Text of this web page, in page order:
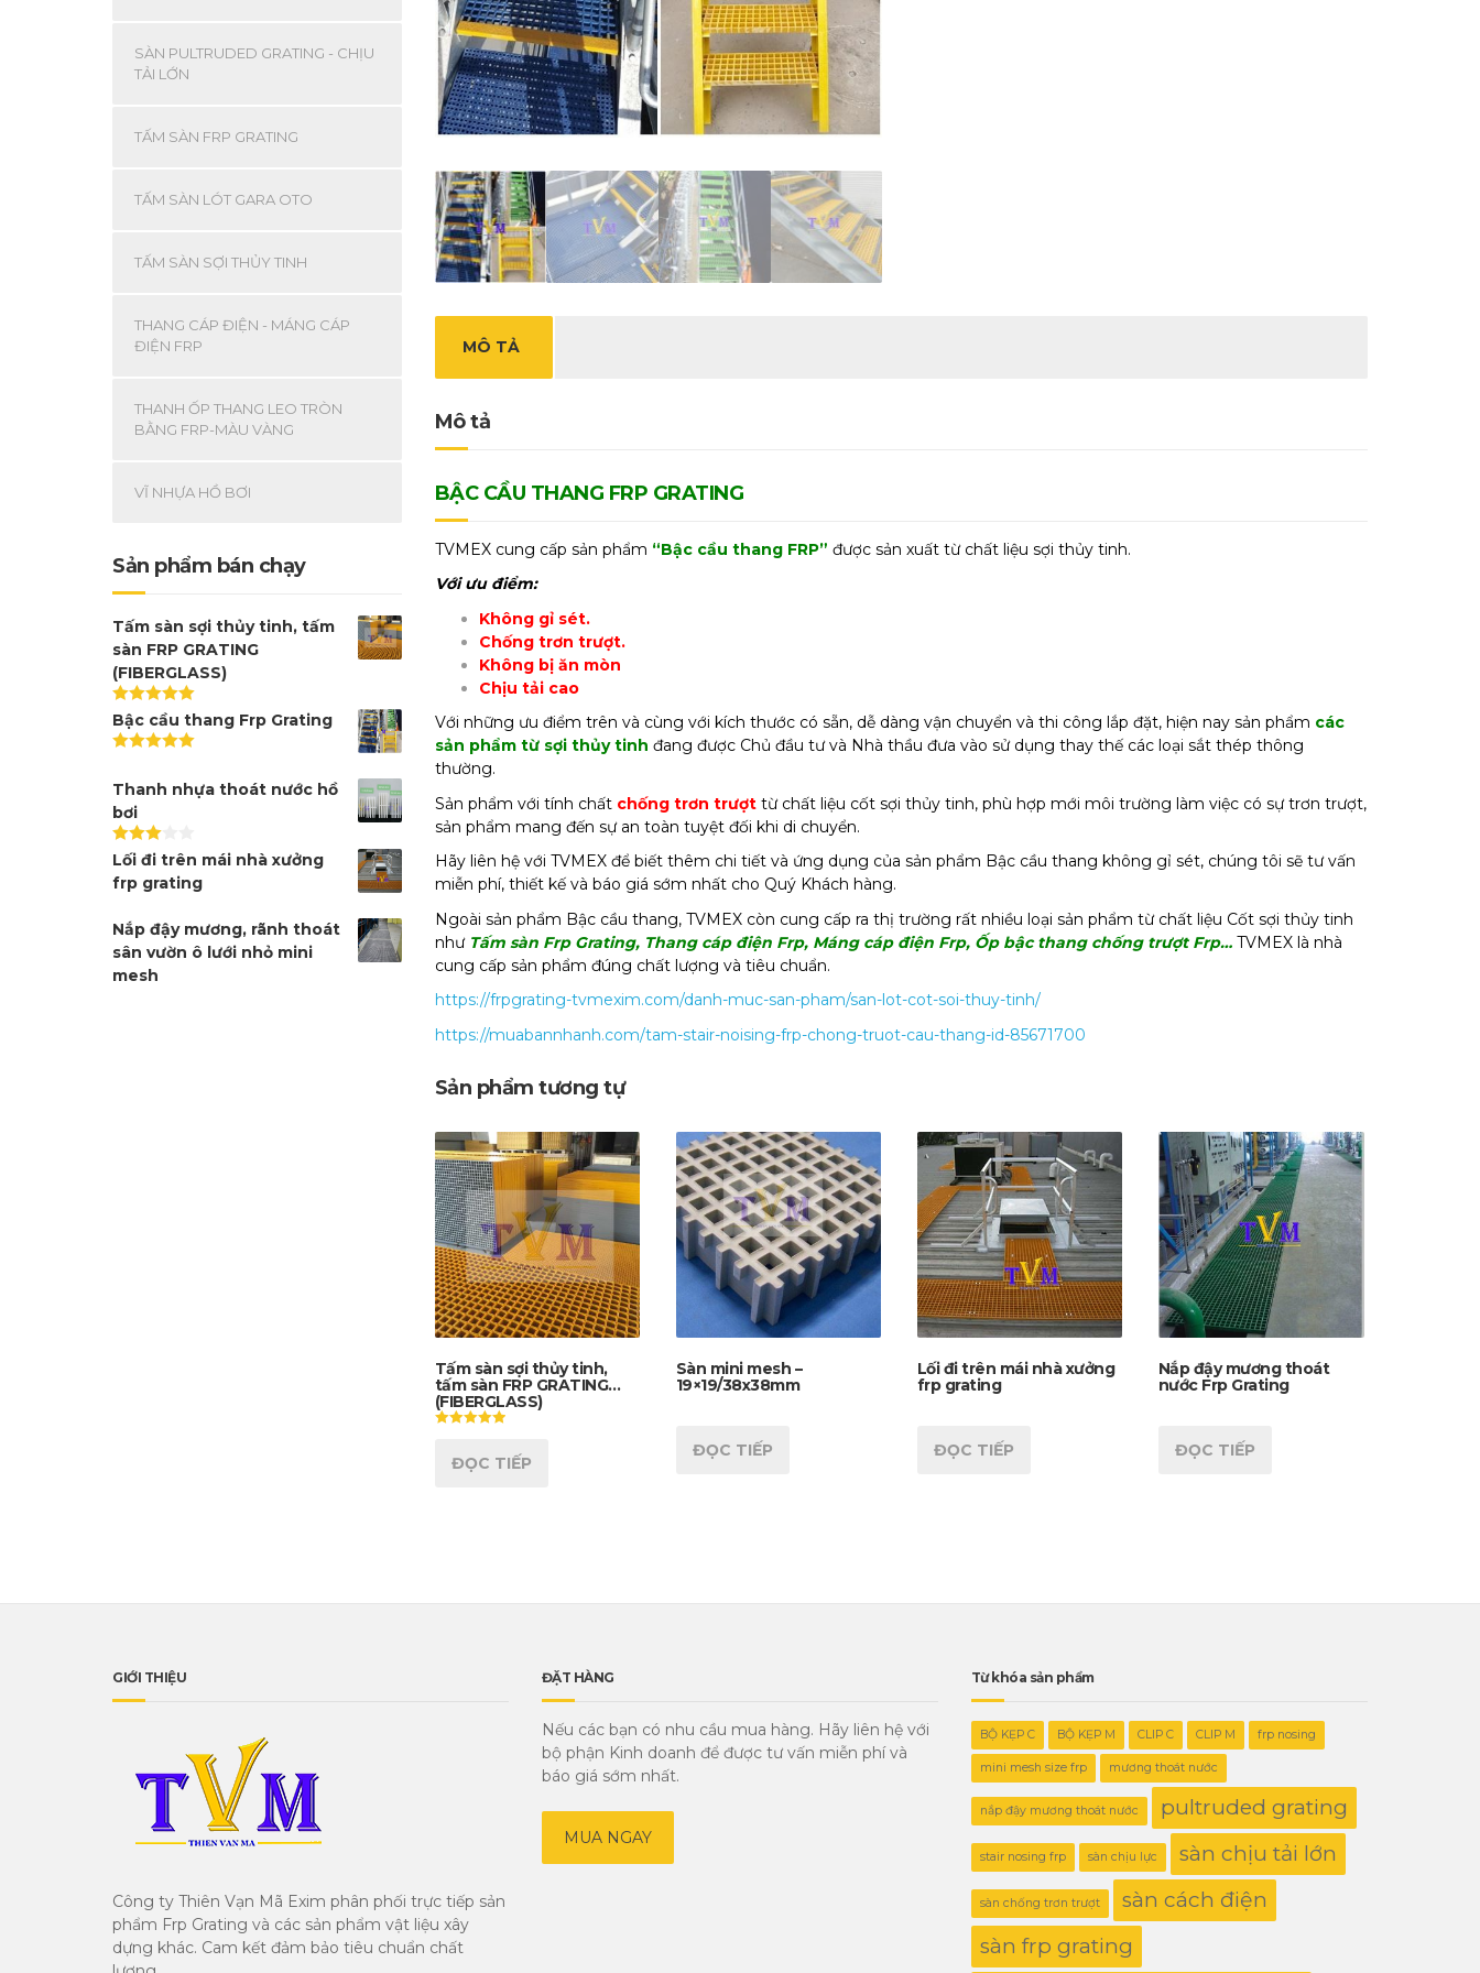
MÔ TẢ
Mô tả
BẬC CẦU THANG FRP GRATING
TVMEX cung cấp sản phẩm “Bậc cầu thang FRP” được sản xuất từ chất liệu sợi thủy tinh.
Với ưu điểm:
Không gỉ sét.
Chống trơn trượt.
Không bị ăn mòn
Chịu tải cao
Với những ưu điểm trên và cùng với kích thước có sẵn, dễ dàng vận chuyển và thi công lắp đặt, hiện nay sản phẩm các
sản phẩm từ sợi thủy tinh đang được Chủ đầu tư và Nhà thầu đưa vào sử dụng thay thế các loại sắt thép thông
thường.
Sản phẩm với tính chất chống trơn trượt từ chất liệu cốt sợi thủy tinh, phù hợp mới môi trường làm việc có sự trơn trượt,
sản phẩm mang đến sự an toàn tuyệt đối khi di chuyển.
Hãy liên hệ với TVMEX để biết thêm chi tiết và ứng dụng của sản phẩm Bậc cầu thang không gỉ sét, chúng tôi sẽ tư vấn
miễn phí, thiết kế và báo giá sớm nhất cho Quý Khách hàng.
Ngoài sản phẩm Bậc cầu thang, TVMEX còn cung cấp ra thị trường rất nhiều loại sản phẩm từ chất liệu Cốt sợi thủy tinh
như Tấm sàn Frp Grating, Thang cáp điện Frp, Máng cáp điện Frp, Ốp bậc thang chống trượt Frp…TVMEX là nhà
cung cấp sản phẩm đúng chất lượng và tiêu chuẩn.
https://frpgrating-tvmexim.com/danh-muc-san-pham/san-lot-cot-soi-thuy-tinh/
https://muabannhanh.com/tam-stair-noising-frp-chong-truot-cau-thang-id-85671700
Sản phẩm tương tự
Tấm sàn sợi thủy tinh,
tấm sàn FRP GRATING
(FIBERGLASS)
5.00
5 sao
ĐỌC TIẾP
Sàn mini mesh –
19×19/38x38mm
ĐỌC TIẾP
Lối đi trên mái nhà xưởng
frp grating
ĐỌC TIẾP
Nắp đậy mương thoát
nước Frp Grating
ĐỌC TIẾP
SÀN PULTRUDED GRATING - CHỊU
TẢI LỚN
TẤM SÀN FRP GRATING
TẤM SÀN LÓT GARA OTO
TẤM SÀN SỢI THỦY TINH
THANG CÁP ĐIỆN - MÁNG CÁP
ĐIỆN FRP
THANH ỐP THANG LEO TRÒN
BẰNG FRP-MÀU VÀNG
VĨ NHỰA HỒ BƠI
Sản phẩm bán chạy
Tấm sàn sợi thủy tinh, tấm
sàn FRP GRATING
(FIBERGLASS)
Được xếp
hạng
5.00
5
sao
Bậc cầu thang Frp Grating
sao
Thanh nhựa thoát nước hồ
bơi
Được
hạng
sao
Lối đi trên mái nhà xưởng
frp grating
Nắp đậy mương, rãnh thoát
sân vườn ô lưới nhỏ mini
mesh
GIỚI THIỆU
Công ty Thiên Vạn Mã Exim phân phối trực tiếp sản
phẩm Frp Grating và các sản phẩm vật liệu xây
dựng khác. Cam kết đảm bảo tiêu chuẩn chất
ĐẶT HÀNG
Nếu các bạn có nhu cầu mua hàng. Hãy liên hệ với
bộ phận Kinh doanh để được tư vấn miễn phí và
báo giá sớm nhất.
MUA NGAY
Từ khóa sản phẩm
BỘ KẸP C BỘ KẸP M CLIP C CLIP M frp nosing
mini mesh size frp mương thoát nước
nắp đậy mương thoát nước pultruded grating
stair nosing frp sàn chịu lực sàn chịu tải lớn
sàn chống trơn trượt
sàn cách điện
sàn frp grating